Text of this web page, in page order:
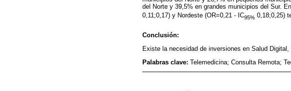
del Norte y 39,5% en grandes municipios del Sur.
0,11;0,17) y Nordeste (OR=0,21 - IC95% 0,18;0,25)
Conclusión:
Existe la necesidad de inversiones en Salud
Palabras clave: Telemedicina; Consulta Remota;